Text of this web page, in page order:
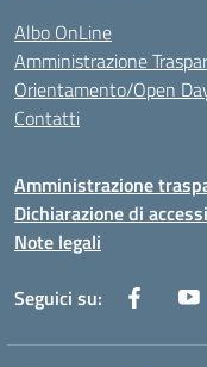
Albo OnLine
Amministrazione
Orientamento/Open
Contatti
Amministrazione
Dichiarazione di
Note legali
Seguici su: